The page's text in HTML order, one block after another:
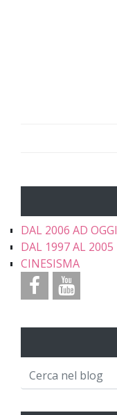
DAL 2006 AD OGGI
DAL 1997 AL 2005
CINESISMA